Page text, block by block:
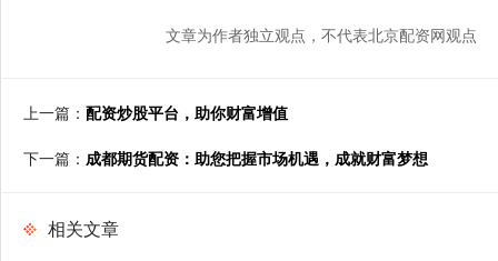
文章为作者独立观点，不代表北京配资网观点
上一篇： 配资炒股平台，助你财富增值
下一篇： 成都期货配资：助您把握市场机遇，成就财富梦想
相关文章